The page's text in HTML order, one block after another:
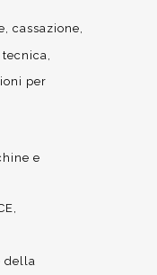
cassazione
per
e
della